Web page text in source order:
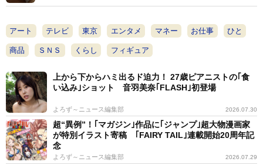
アート テレビ 東京 エンタメ マネー お仕事 ひと
商品 ＳＮＳ くらし フィギュア
上から下からハミ出るド迫力！ 27歳ピアニストの｢食
い込み｣ショット 音羽美奈｢FLASH｣初登場
よろず～ニュース編集部 2026.07.30
超“異例”！｢マガジン｣作品に｢ジャンプ｣超大物漫画家
が特別イラスト寄稿 ｢FAIRY TAIL｣連載開始20周年記
念
よろず～ニュース編集部 2026.07.29